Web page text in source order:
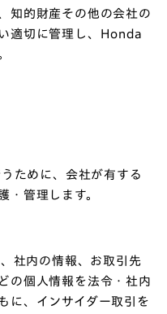
知的財産その他の会社の
適切に管理し、Honda
ために、会社が有する
・管理します。
社内の情報、お取引先
の個人情報を法令・社内
に、インサイダー取引を